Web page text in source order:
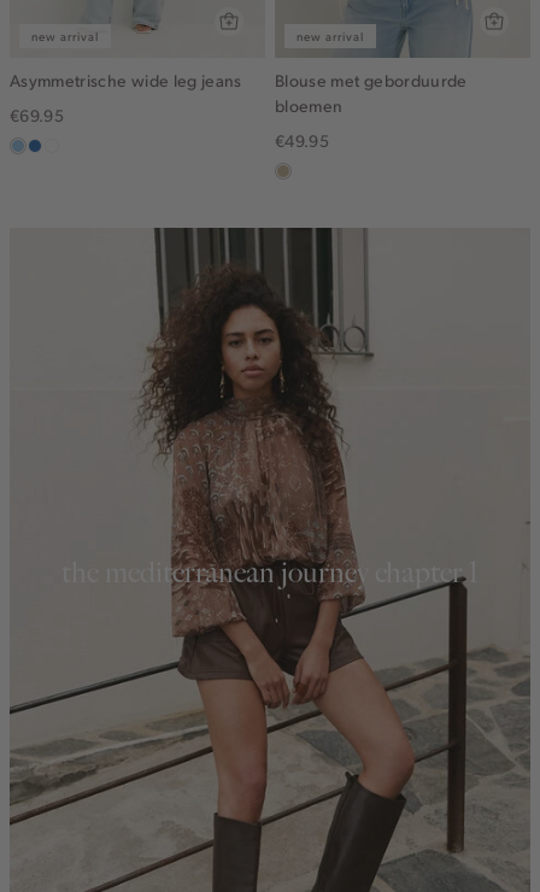
new arrival
Asymmetrische wide leg jeans
€69.95
blauw,blauw,
new arrival
Blouse met geborduurde
bloemen
€49.95
lichtzand
the mediterranean journey chapter 1